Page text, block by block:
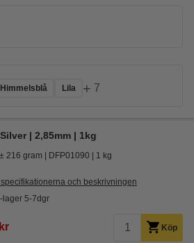
Himmelsblå Lila + 7
| 2,85mm | 1kg
± 216 gram DFP01090 1 kg
specifikationerna och beskrivningen
lager 5-7dgr
Köp